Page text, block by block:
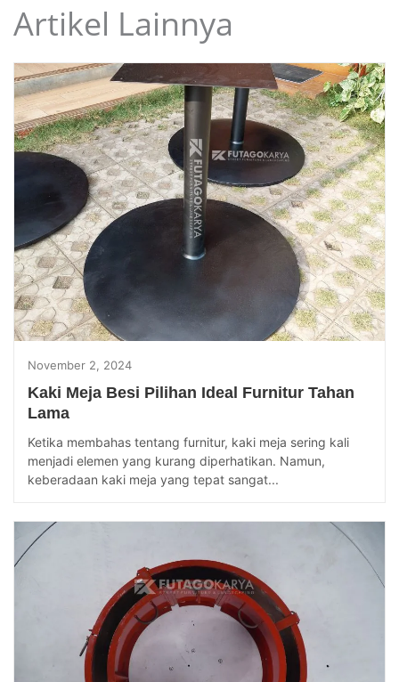
Artikel Lainnya
November 2, 2024
Kaki Meja Besi Pilihan Ideal Furnitur Tahan
Lama
Ketika membahas tentang furnitur, kaki meja sering kali
menjadi elemen yang kurang diperhatikan. Namun,
keberadaan kaki meja yang tepat sangat...